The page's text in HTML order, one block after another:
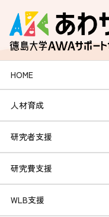
ツ
ス
ッ
シ
ン
移
HOME
人材育成
研究者支援
研究費支援
WLB支援